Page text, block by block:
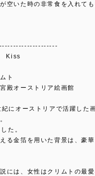
空いた時の非常食を入れても
Kiss
ト
殿オーストリア絵画館
にオーストリアで活躍した
た。
る金箔を用いた背景は、豪
には、女性はクリムトの最